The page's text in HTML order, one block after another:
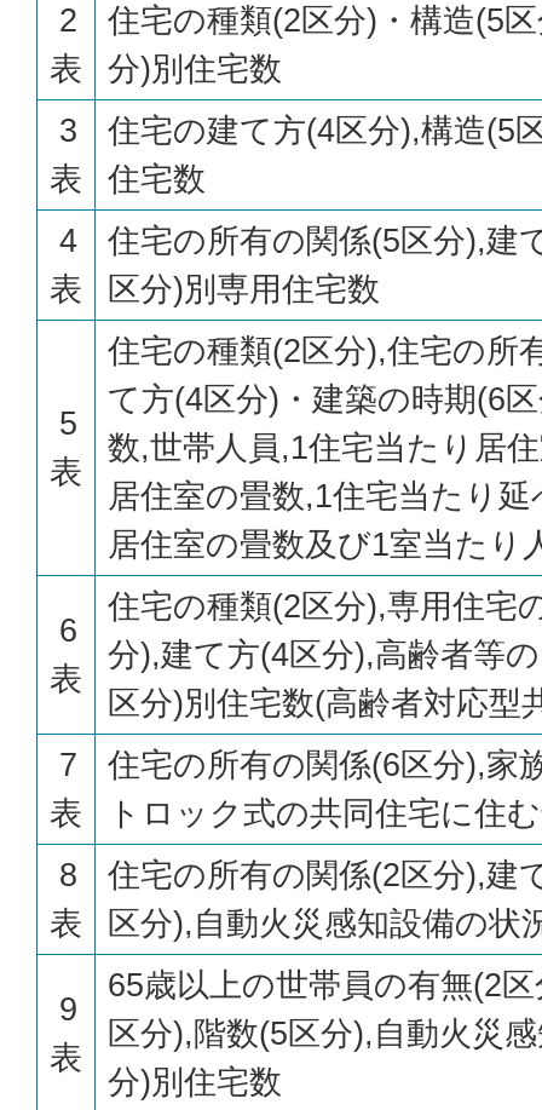
2
表
住宅の種類(2区分)・構造(5
分)別住宅数
3
表
住宅の建て方(4区分),構造(5
住宅数
4
表
住宅の所有の関係(5区分),建
区分)別専用住宅数
5
表
住宅の種類(2区分),住宅の所
て方(4区分)・建築の時期(6
数,世帯人員,1住宅当たり居
居住室の畳数,1住宅当たり
居住室の畳数及び1室当たり
6
表
住宅の種類(2区分),専用住宅
分),建て方(4区分),高齢者等
区分)別住宅数(高齢者対応
7
表
住宅の所有の関係(6区分),家
トロック式の共同住宅に住
8
表
住宅の所有の関係(2区分),建
区分),自動火災感知設備の状
9
表
65歳以上の世帯員の有無(2
区分),階数(5区分),自動火災
分)別住宅数